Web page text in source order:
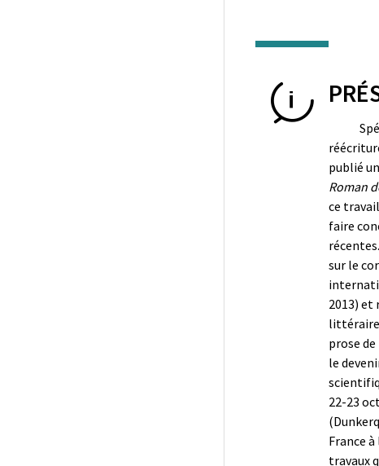
publié
Roman
ce
faire
récentes.
sur le
2013) et
prose
le
22-23
France
travaux